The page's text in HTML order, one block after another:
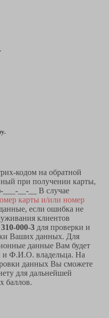
кодом на обратной
при получении карты,
___-__-__ В случае
карты и/или номер
если ошибка не
клиентов
310-000-3 для проверки и
Ваших данных. Для
данные Вам будет
и Ф.И.О. владельца. На
данных Вы сможете
для дальнейшей
баллов.